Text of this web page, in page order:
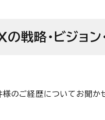
の戦略・ビジョ
様のご経歴についてお聞か